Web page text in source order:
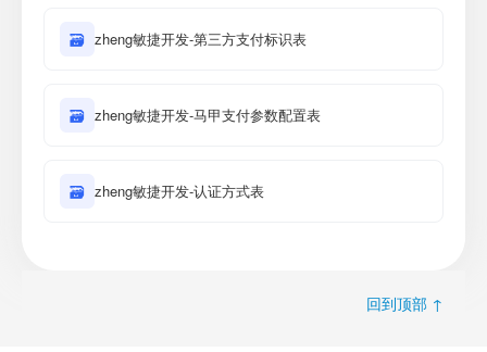
🗃 zheng敏捷开发-第三方支付标识表
🗃 zheng敏捷开发-马甲支付参数配置表
🗃 zheng敏捷开发-认证方式表
回到顶部 ↑